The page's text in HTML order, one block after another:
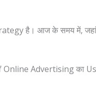
है। आज के समय में,
Advertising का Use